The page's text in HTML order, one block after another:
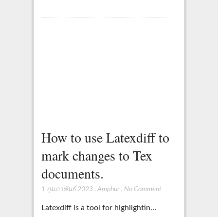
How to use Latexdiff to
mark changes to Tex
documents.
1 กุมภาพันธ์ 2023 , Amphur, No Comment
Latexdiff is a tool for highlightin…